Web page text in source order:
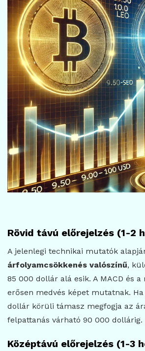
Rövid távú előrejelzés (1-2
A jelenlegi technikai mutatók
árfolyamcsökkenés valószínű,
85 000 dollár alá esik. A MACD és a
erősen medvés képet mutatnak.
dollár körüli támasz megfogja az
felpattanás várható 90 000 dollárig.
Középtávú előrejelzés (1-3